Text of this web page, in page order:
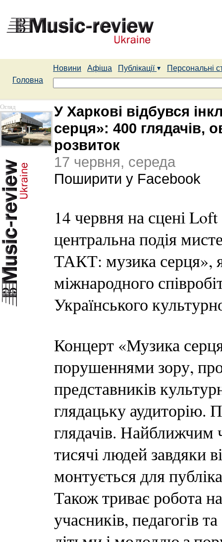
Новини Афіша Публікації
Персональні
Головна
Огляд
У Харкові відбувся
серця»: 400 глядачів,
розвиток
17 червня, середа
Поширити у Facebook
14 червня на сцені
центральна подія
ТАКТ: музика серця»,
міжнародного
Українського
Концерт «Музика
порушеннями зору,
представників
глядацьку аудиторію.
глядачів. Найближчим
тисячі людей завдяки
монтується для
Також триває робота
учасників, педагогів